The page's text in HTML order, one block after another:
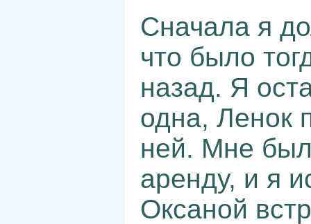
Сначала я
что было
назад. Я
одна, Ленок
ней. Мне
аренду, и я
Оксаной